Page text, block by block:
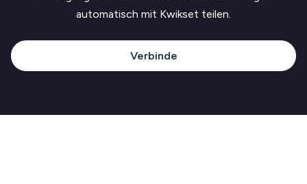
automatisch mit Kwikset teilen.
Verbinde